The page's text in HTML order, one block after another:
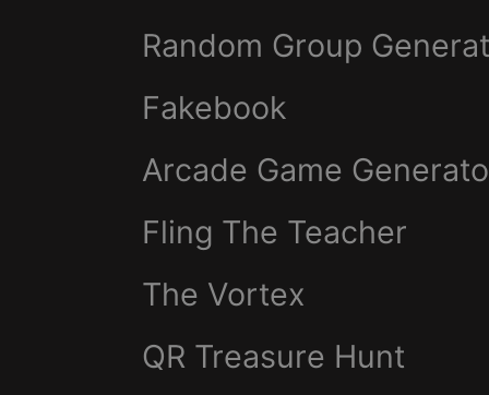
Random Group
Fakebook
Arcade Game
Fling The Teacher
The Vortex
QR Treasure Hunt